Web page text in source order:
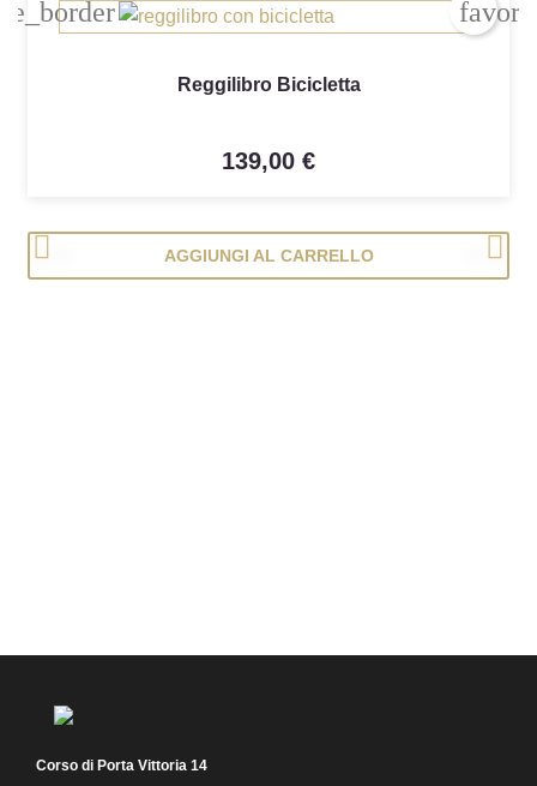
Reggilibro Bicicletta
139,00 €
AGGIUNGI AL CARRELLO
Corso di Porta Vittoria 14